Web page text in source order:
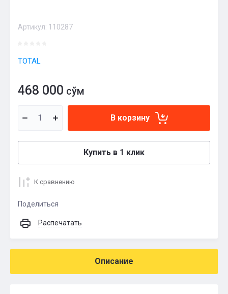
Артикул: 110287
TOTAL
468 000 сўм
В корзину
Купить в 1 клик
К сравнению
Поделиться
Распечатать
Описание